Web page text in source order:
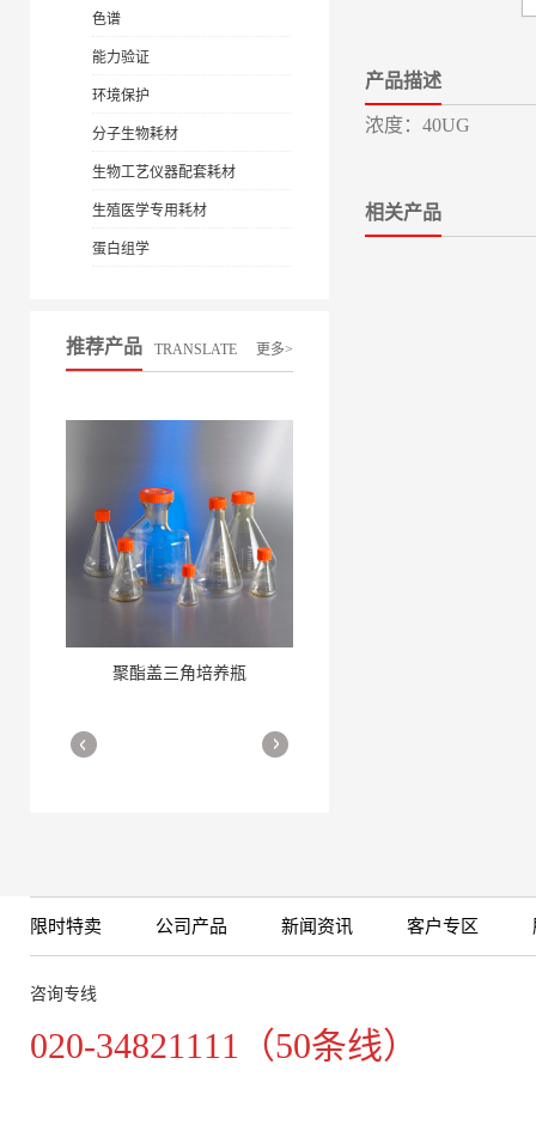
色谱
能力验证
环境保护
分子生物耗材
生物工艺仪器配套耗材
生殖医学专用耗材
蛋白组学
推荐产品 TRANSLATE 更多>
聚酯盖三角培养瓶
细胞培养瓶
More
产品描述
浓度：40UG
相关产品
限时特卖 公司产品 新闻资讯 客户专区
咨询专线
020-34821111（50条线）